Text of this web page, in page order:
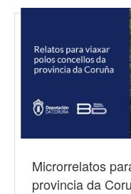
Microrrelatos
provincia da